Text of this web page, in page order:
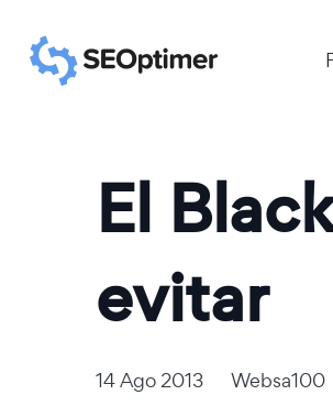
El
evitar
14 Ago 2013 Websa100